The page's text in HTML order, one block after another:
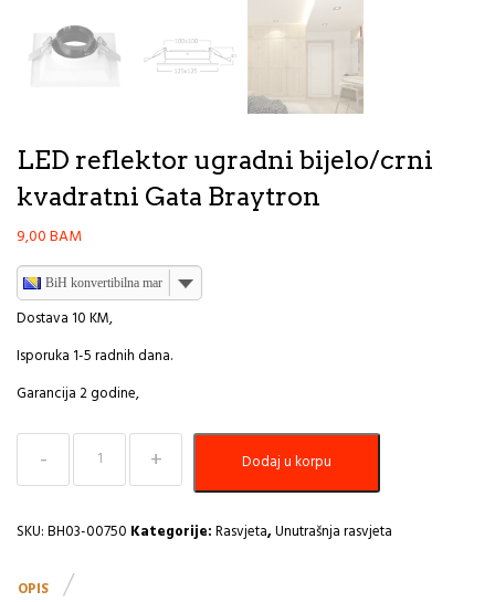
LED reflektor ugradni bijelo/crni
kvadratni Gata Braytron
9,00BAM
BiH konvertibilna marka
Dostava 10 KM,
Isporuka 1-5 radnih dana.
Garancija 2 godine,
LED
reflektor
ugradni
kvadratni
Braytron
Dodaj u korpu
SKU:BH03-00750 Kategorije:Rasvjeta,Unutrašnja rasvjeta
OPIS